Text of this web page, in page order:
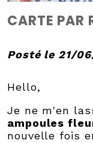
CARTE PAR
Posté le 21/
Hello,
Je ne m'en
ampoules
nouvelle fois